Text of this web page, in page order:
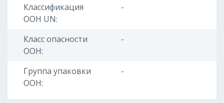
Классификация
ООН UN:
-
Класс опасности
ООН:
-
Группа упаковки
ООН:
-